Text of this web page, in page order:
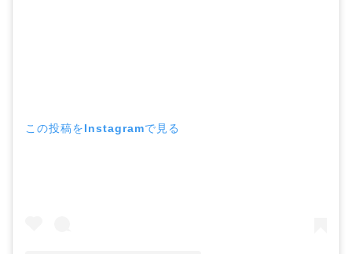
この投稿をInstagramで見る